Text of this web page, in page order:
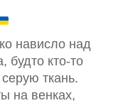
нависло над
будто кто-то
ткань.
на венках,